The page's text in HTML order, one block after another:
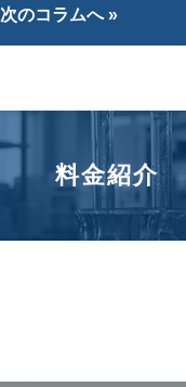
次のコラムへ »
料金紹介